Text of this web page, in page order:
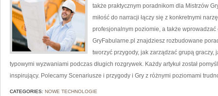
także praktycznym poradnikom dla Mistrzów
miłość do narracji łączy się z konkretnymi
profesjonalnym poziomie, a także
GryFabularne.pl znajdziesz rozbudowane
tworzyć przygody, jak zarządzać grupą
typowymi wyzwaniami podczas długich rozgrywek. Każdy artykuł został
inspirujący. Polecamy Scenariusze i przygody i Gry z różnymi poziomami
CATEGORIES: NOWE TECHNOLOGIE